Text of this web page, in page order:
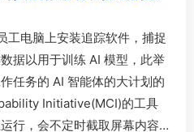
工电脑上安装追踪软件，捕捉
据以用于训练 AI 模型，此举
任务的 AI 智能体的大计划的
Initiative(MCI)的工具
行，会不定时截取屏幕内容…